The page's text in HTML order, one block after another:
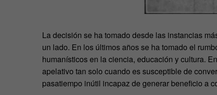
La decisión se ha tomado desde las instancias
un lado. En los últimos años se ha tomado el
humanísticos en la ciencia, educación y cultura.
apelativo tan solo cuando es susceptible de
pasatiempo inútil incapaz de generar beneficio a